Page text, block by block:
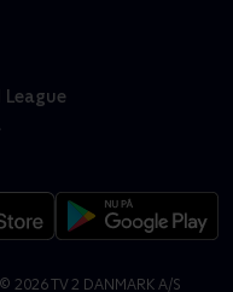
League
© 2026TV 2 DANMARK A/S